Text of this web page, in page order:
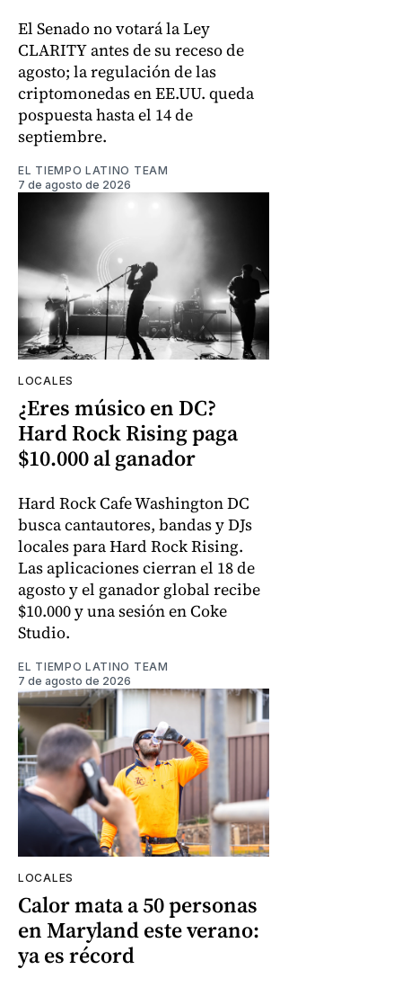
El Senado no votará la Ley
CLARITY antes de su receso de
agosto; la regulación de las
criptomonedas en EE.UU. queda
pospuesta hasta el 14 de
septiembre.
EL TIEMPO LATINO TEAM
7 de agosto de 2026
LOCALES
¿Eres músico en DC?
Hard Rock Rising paga
$10.000 al ganador
Hard Rock Cafe Washington DC
busca cantautores, bandas y DJs
locales para Hard Rock Rising.
Las aplicaciones cierran el 18 de
agosto y el ganador global recibe
$10.000 y una sesión en Coke
Studio.
EL TIEMPO LATINO TEAM
7 de agosto de 2026
LOCALES
Calor mata a 50 personas
en Maryland este verano:
ya es récord